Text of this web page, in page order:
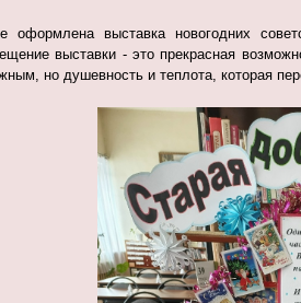
оформлена выставка новогодних
выставки - это прекрасная
но душевность и теплота, которая